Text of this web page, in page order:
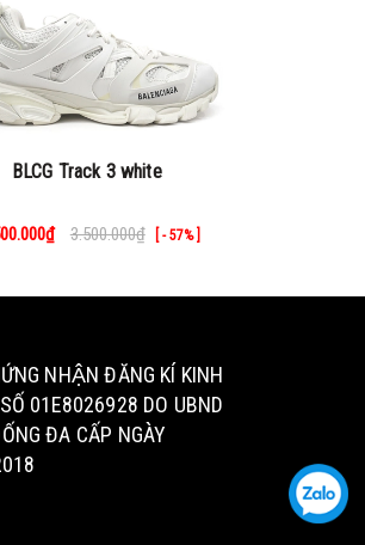
BLCG Track 3 white
3.500.000₫ [ - 57% ]
NHẬN ĐĂNG KÍ KINH
01E8026928 DO UBND
ĐA CẤP NGÀY